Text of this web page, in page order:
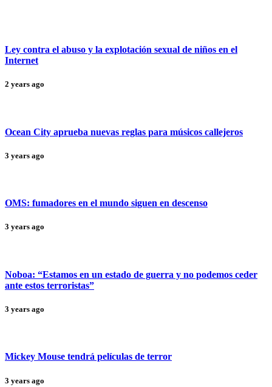
Ley contra el abuso y la explotación sexual de niños en el
Internet
2 years ago
Ocean City aprueba nuevas reglas para músicos callejeros
3 years ago
OMS: fumadores en el mundo siguen en descenso
3 years ago
Noboa: “Estamos en un estado de guerra y no podemos ceder
ante estos terroristas”
3 years ago
Mickey Mouse tendrá películas de terror
3 years ago